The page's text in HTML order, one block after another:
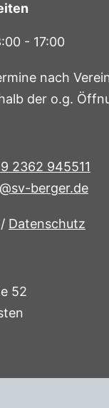
- 17:00
nach
der o.g.
2362 945511
berger.de
/ Datenschutz
52